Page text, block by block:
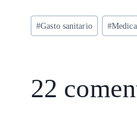
ts
A
eg
ra o
Etiquetas
de
#Gasto sanitario #
22